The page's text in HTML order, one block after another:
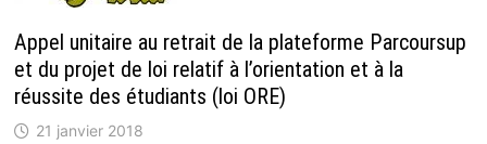
Appel unitaire au retrait de la plateforme Parcoursup
et du projet de loi relatif à l’orientation et à la
réussite des étudiants (loi ORE)
21 janvier 2018